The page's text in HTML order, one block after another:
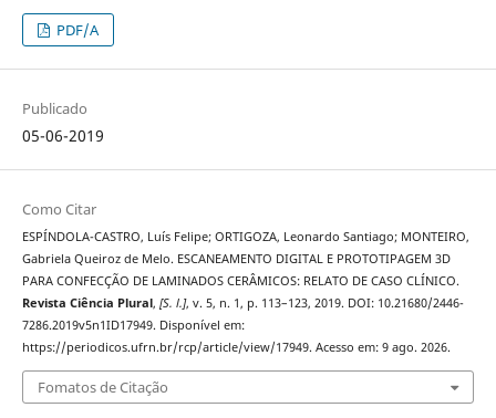
PDF/A
Publicado
05-06-2019
Como Citar
ESPÍNDOLA-CASTRO, Luís Felipe; ORTIGOZA, Leonardo Santiago; MONTEIRO,
Gabriela Queiroz de Melo. ESCANEAMENTO DIGITAL E PROTOTIPAGEM 3D
PARA CONFECÇÃO DE LAMINADOS CERÂMICOS: RELATO DE CASO CLÍNICO.
Revista Ciência Plural, [S. l.], v. 5, n. 1, p. 113–123, 2019. DOI: 10.21680/2446-
7286.2019v5n1ID17949. Disponível em:
https://periodicos.ufrn.br/rcp/article/view/17949. Acesso em: 9 ago. 2026.
Fomatos de Citação